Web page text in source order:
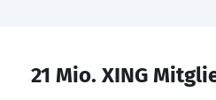
21 Mio. XING